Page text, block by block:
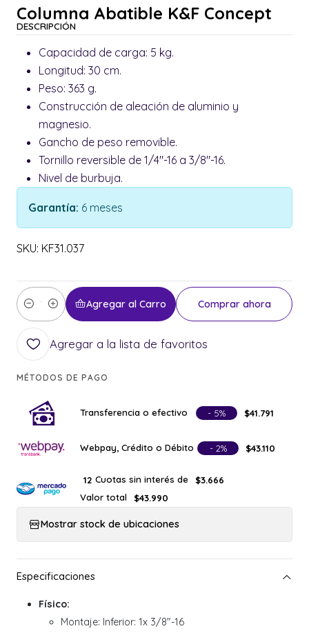
Columna Abatible K&F Concept
DESCRIPCIÓN
Capacidad de carga: 5 kg.
Longitud: 30 cm.
Peso: 363 g.
Construcción de aleación de aluminio y
magnesio.
Gancho de peso removible.
Tornillo reversible de 1/4"-16 a 3/8"-16.
Nivel de burbuja.
Garantía: 6 meses
SKU: KF31.037
Cantidad
Agregar al Carro Comprar ahora
Agregar a la lista de favoritos
MÉTODOS DE PAGO
Transferencia o efectivo - 5% $41.791
Webpay, Crédito o Débito - 2% $43.110
12 Cuotas sin interés de
$3.666
Valor total
$43.990
Mostrar stock de ubicaciones
Físico:
Montaje: Inferior: 1x 3/8"-16